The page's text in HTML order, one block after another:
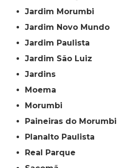
Jardim Morumbi
Jardim Novo Mundo
Jardim Paulista
Jardim São Luiz
Jardins
Moema
Morumbi
Paineiras do Morumbi
Planalto Paulista
Real Parque